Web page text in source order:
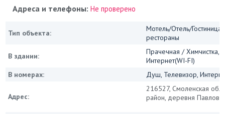
Адреса и телефоны:Не проверено
Тип объекта:
Мотель/Отель/
рестораны
В здании:
Прачечная / Химчистка,
Интернет(WI-FI)
В номерах:
Душ, Телевизор,
Адрес:
216527, Смоленская
район, деревня